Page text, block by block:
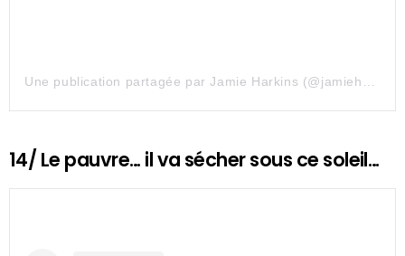
14/ Le pauvre… il va sécher sous ce soleil…